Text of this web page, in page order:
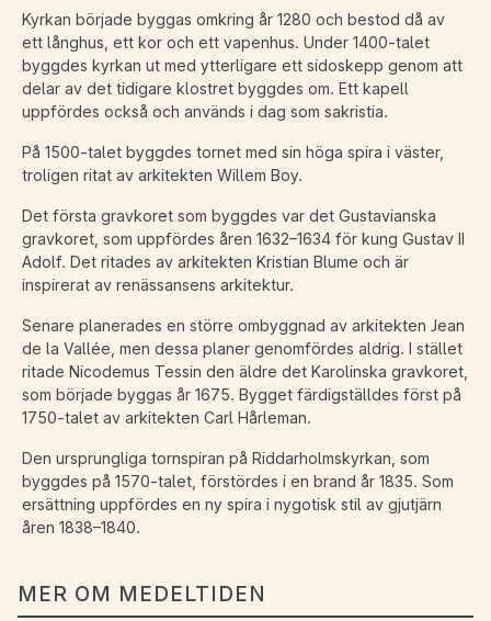
Kyrkan började byggas omkring år 1280 och bestod då av
ett långhus, ett kor och ett vapenhus. Under 1400-talet
byggdes kyrkan ut med ytterligare ett sidoskepp genom att
delar av det tidigare klostret byggdes om. Ett kapell
uppfördes också och används i dag som sakristia.
På 1500-talet byggdes tornet med sin höga spira i väster,
troligen ritat av arkitekten Willem Boy.
Det första gravkoret som byggdes var det Gustavianska
gravkoret, som uppfördes åren 1632–1634 för kung Gustav II
Adolf. Det ritades av arkitekten Kristian Blume och är
inspirerat av renässansens arkitektur.
Senare planerades en större ombyggnad av arkitekten Jean
de la Vallée, men dessa planer genomfördes aldrig. I stället
ritade Nicodemus Tessin den äldre det Karolinska gravkoret,
som började byggas år 1675. Bygget färdigställdes först på
1750-talet av arkitekten Carl Hårleman.
Den ursprungliga tornspiran på Riddarholmskyrkan, som
byggdes på 1570-talet, förstördes i en brand år 1835. Som
ersättning uppfördes en ny spira i nygotisk stil av gjutjärn
åren 1838–1840.
MER OM MEDELTIDEN